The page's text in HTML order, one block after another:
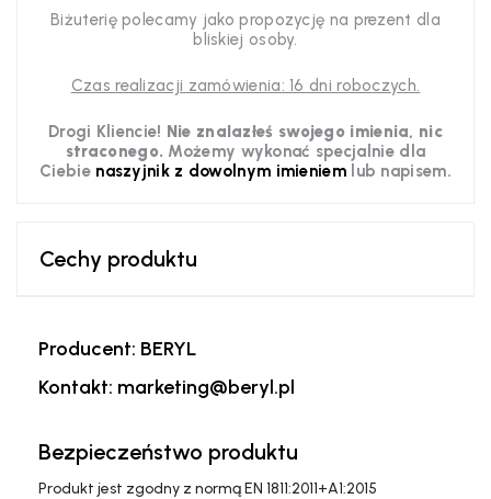
Biżuterię polecamy jako propozycję na prezent dla
bliskiej osoby.
Czas realizacji zamówienia: 16 dni roboczych.
Drogi Kliencie! Nie znalazłeś swojego imienia, nic
straconego. Możemy wykonać specjalnie dla
Ciebie naszyjnik z dowolnym imieniemlub napisem.
Cechy produktu
Producent: BERYL
Kontakt: marketing@beryl.pl
Bezpieczeństwo produktu
Produkt jest zgodny z normą EN 1811:2011+A1:2015